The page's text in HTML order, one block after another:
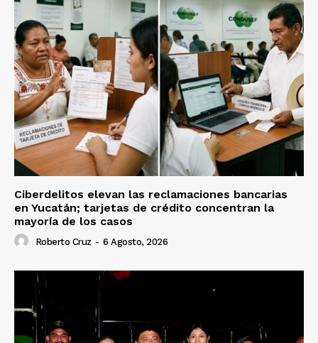
Ciberdelitos elevan las reclamaciones bancarias
en Yucatán; tarjetas de crédito concentran la
mayoría de los casos
Roberto Cruz - 6 Agosto, 2026